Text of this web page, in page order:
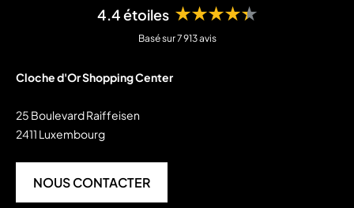
4.4 étoiles ★★★★★
Basé sur 7 913 avis
Cloche d'Or Shopping Center
25 Boulevard Raiffeisen
2411 Luxembourg
NOUS CONTACTER